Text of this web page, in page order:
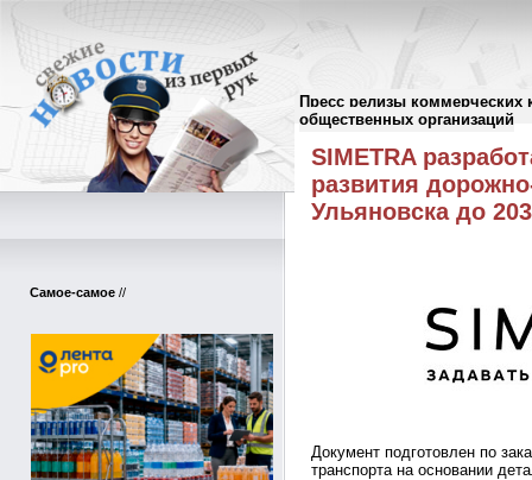
Пресс релизы коммерческих
общественных организаций
Самое-самое //
Пресс-релизы//
SIMETRA
развития
Ульяновска до
Документ подготовлен по
транспорта на основании